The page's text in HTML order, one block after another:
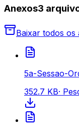
Anexos3
Baixar todos os
5a-Sessao-
352.7 KB·